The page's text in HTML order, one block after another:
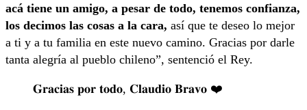
acá tiene un amigo, a pesar de todo, tenemos confianza,
los decimos las cosas a la cara, así que te deseo lo mejor
a ti y a tu familia en este nuevo camino. Gracias por darle
tanta alegría al pueblo chileno”, sentenció el Rey.
𝐆𝐫𝐚𝐜𝐢𝐚𝐬 𝐩𝐨𝐫 𝐭𝐨𝐝𝐨, 𝐂𝐥𝐚𝐮𝐝𝐢𝐨 𝐁𝐫𝐚𝐯𝐨 ❤️